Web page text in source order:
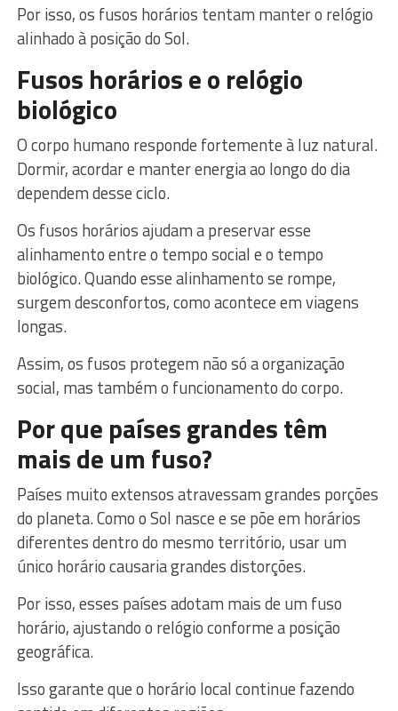
Por isso, os fusos horários tentam manter o relógio
alinhado à posição do Sol.
Fusos horários e o relógio
biológico
O corpo humano responde fortemente à luz natural.
Dormir, acordar e manter energia ao longo do dia
dependem desse ciclo.
Os fusos horários ajudam a preservar esse
alinhamento entre o tempo social e o tempo
biológico. Quando esse alinhamento se rompe,
surgem desconfortos, como acontece em viagens
longas.
Assim, os fusos protegem não só a organização
social, mas também o funcionamento do corpo.
Por que países grandes têm
mais de um fuso?
Países muito extensos atravessam grandes porções
do planeta. Como o Sol nasce e se põe em horários
diferentes dentro do mesmo território, usar um
único horário causaria grandes distorções.
Por isso, esses países adotam mais de um fuso
horário, ajustando o relógio conforme a posição
geográfica.
Isso garante que o horário local continue fazendo